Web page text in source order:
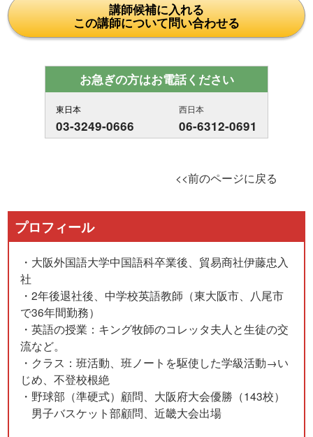
講師候補に入れる
この講師について問い合わせる
お急ぎの方はお電話ください
東日本
03-3249-0666
西日本
06-6312-0691
<<前のページに戻る
プロフィール
・大阪外国語大学中国語科卒業後、貿易商社伊藤忠入
社
・2年後退社後、中学校英語教師（東大阪市、八尾市
で36年間勤務）
・英語の授業：キング牧師のコレッタ夫人と生徒の交
流など。
・クラス：班活動、班ノートを駆使した学級活動→い
じめ、不登校根絶
・野球部（準硬式）顧問、大阪府大会優勝（143校）
男子バスケット部顧問、近畿大会出場